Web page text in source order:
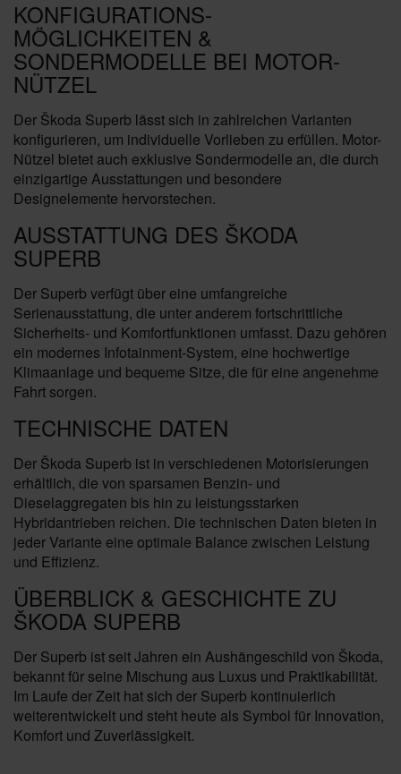
KONFIGURATIONS-
MÖGLICHKEITEN &
SONDERMODELLE BEI MOTOR-
NÜTZEL
Der Škoda Superb lässt sich in zahlreichen Varianten
konfigurieren, um individuelle Vorlieben zu erfüllen. Motor-
Nützel bietet auch exklusive Sondermodelle an, die durch
einzigartige Ausstattungen und besondere
Designelemente hervorstechen.
AUSSTATTUNG DES ŠKODA
SUPERB
Der Superb verfügt über eine umfangreiche
Serienausstattung, die unter anderem fortschrittliche
Sicherheits- und Komfortfunktionen umfasst. Dazu gehören
ein modernes Infotainment-System, eine hochwertige
Klimaanlage und bequeme Sitze, die für eine angenehme
Fahrt sorgen.
TECHNISCHE DATEN
Der Škoda Superb ist in verschiedenen Motorisierungen
erhältlich, die von sparsamen Benzin- und
Dieselaggregaten bis hin zu leistungsstarken
Hybridantrieben reichen. Die technischen Daten bieten in
jeder Variante eine optimale Balance zwischen Leistung
und Effizienz.
ÜBERBLICK & GESCHICHTE ZU
ŠKODA SUPERB
Der Superb ist seit Jahren ein Aushängeschild von Škoda,
bekannt für seine Mischung aus Luxus und Praktikabilität.
Im Laufe der Zeit hat sich der Superb kontinuierlich
weiterentwickelt und steht heute als Symbol für Innovation,
Komfort und Zuverlässigkeit.